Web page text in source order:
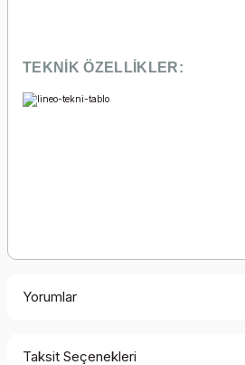
TEKNİK ÖZELLİKLER:
Yorumlar
Taksit Seçenekleri